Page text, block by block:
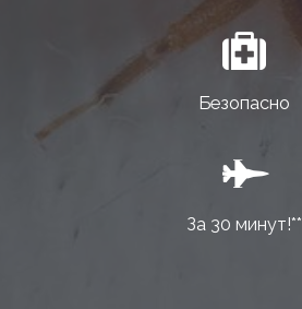
Безопасно
За 30 минут!**